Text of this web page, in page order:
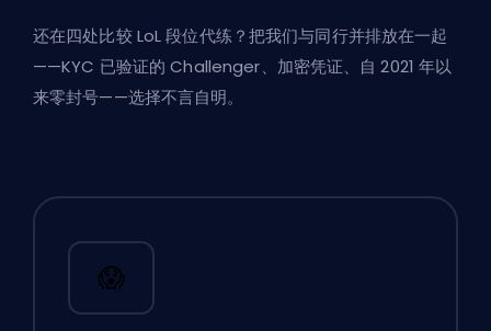
还在四处比较 LoL 段位代练？把我们与同行并排放在一起
——KYC 已验证的 Challenger、加密凭证、自 2021 年以
来零封号——选择不言自明。
😱